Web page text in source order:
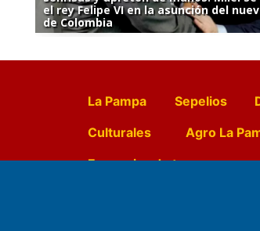
el rey Felipe VI en la asunción del
de Colombia
La Pampa Sepelios
Culturales
Agro La
Farmacias de turno